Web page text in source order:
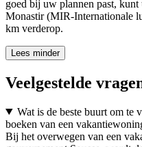
goed bij uw plannen past,
Monastir (MIR-Internationale
km verderop.
Lees minder
Veelgestelde
Wat is de beste buurt om
boeken van een
Bij het overwegen van een